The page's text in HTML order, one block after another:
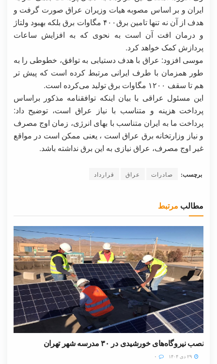
ایران و بر اساس مصوبه هیات وزیران عراق صورت گرفت و
هدف از آن نه تنها تامین برق۴۰۰ مگاوات برق بلکه بهبود ولتاژ
و درمان افت آن است به نحوی که به افزایش ساعات
پردازش کمک خواهد کرد.
موسی افزود: عراق با هدف دستیابی به توافق، خطوطی را به
طور همزمان با طرف ایرانی مرتبط کرده است که پیش تر
هم تا سقف ۱۲۰۰ مگاوات برق تولید می‌کرده است.
این مسئول عراقی با بیان اینکه توافقنامه مذکور براساس
پرداخت هزینه و متناسب با نیاز عراق است، توضیح داد:
پرداخت‌ ما به ایران متناسب با بهای انرژی، زمان اوج مصرف
و نیاز وزارتخانه برق عراق است ، یعنی ممکن است در مواقع
غیر اوج مصرف، عراق نیازی به این برق نداشته باشد.
برچسب: صادرات عراق قرارداد
مطالب مرتبط
نصب نیروگاه‌های خورشیدی در ۳۰ مدرسه شهر تهران